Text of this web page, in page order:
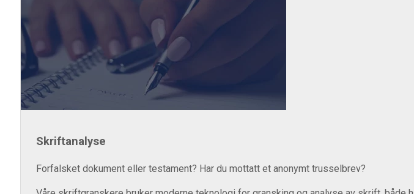
Skriftanalyse
Forfalsket dokument eller testament? Har du mottatt et anonymt trusselbrev?